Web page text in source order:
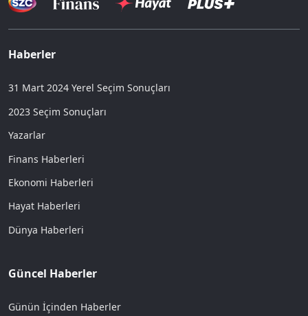
Haberler
31 Mart 2024 Yerel Seçim Sonuçları
2023 Seçim Sonuçları
Yazarlar
Finans Haberleri
Ekonomi Haberleri
Hayat Haberleri
Dünya Haberleri
Güncel Haberler
Günün İçinden Haberler